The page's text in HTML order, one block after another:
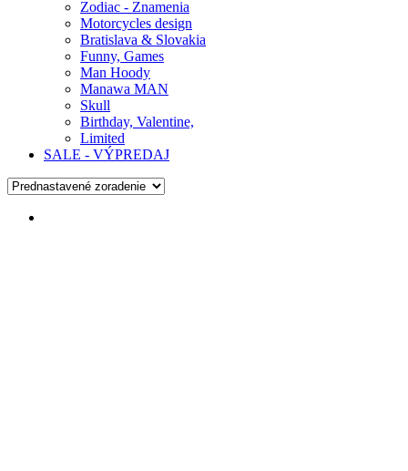
Zodiac - Znamenia
Motorcycles design
Bratislava & Slovakia
Funny, Games
Man Hoody
Manawa MAN
Skull
Birthday, Valentine,
Limited
SALE - VÝPREDAJ